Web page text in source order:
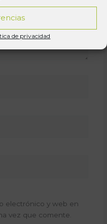
de privacidad
electrónico y web en
vez que comente.